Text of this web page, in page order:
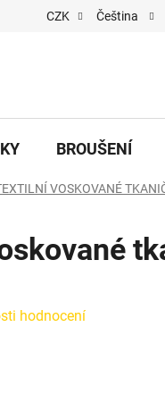
CZK Čeština
BROUŠENÍ
VOSKOVANÉ
hodnocení